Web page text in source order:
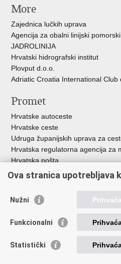
More
Zajednica lučkih uprava
Agencija za obalni linijski
JADROLINIJA
Hrvatski hidrografski institut
Plovput d.o.o.
Adriatic Croatia International Club
Promet
Hrvatske autoceste
Hrvatske ceste
Udruga županijskih uprava za
Hrvatska regulatorna agencija za
Hrvatska pošta
HŽ Infrastruktura d.o.o.
HŽ putnički prijevoz
Agencija za regulaciju tržišta
Agencija za sigurnost željezničkog
Međunarodna zračna luka
Hrvatska agencija za civilno
Ova stranica upotrebljava
Nužni
Funkcionalni
Statistički